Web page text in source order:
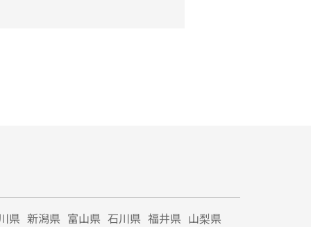
県 新潟県 富山県 石川県 福井県 山梨県